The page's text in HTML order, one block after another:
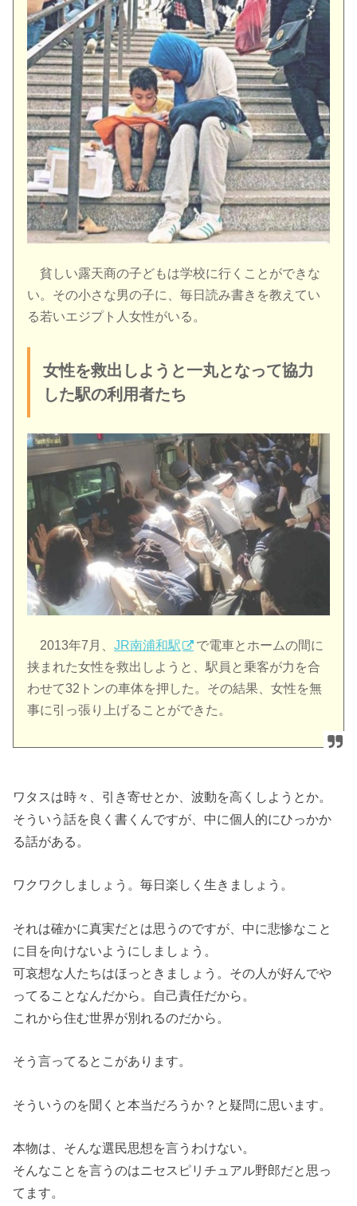
貧しい露天商の子どもは学校に行くことができな
い。その小さな男の子に、毎日読み書きを教えてい
る若いエジプト人女性がいる。
女性を救出しようと一丸となって協力
した駅の利用者たち
2013年7月、JR南浦和駅
で電車とホームの間に
挟まれた女性を救出しようと、駅員と乗客が力を合
わせて32トンの車体を押した。その結果、女性を無
事に引っ張り上げることができた。
ワタスは時々、引き寄せとか、波動を高くしようとか。
そういう話を良く書くんですが、中に個人的にひっかか
る話がある。
ワクワクしましょう。毎日楽しく生きましょう。
それは確かに真実だとは思うのですが、中に悲惨なこと
に目を向けないようにしましょう。
可哀想な人たちはほっときましょう。その人が好んでや
ってることなんだから。自己責任だから。
これから住む世界が別れるのだから。
そう言ってるとこがあります。
そういうのを聞くと本当だろうか？と疑問に思います。
本物は、そんな選民思想を言うわけない。
そんなことを言うのはニセスピリチュアル野郎だと思っ
てます。